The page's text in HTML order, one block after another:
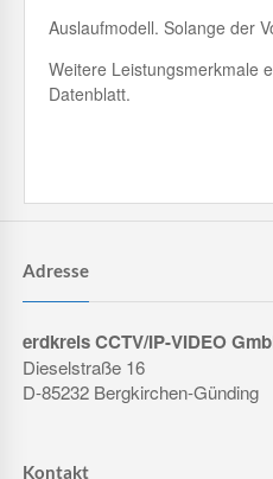
Auslaufmodell. Solange der
Weitere Leistungsmerkmale
Datenblatt.
Adresse
erdkreis CCTV/IP-VIDEO
Dieselstraße 16
D-85232 Bergkirchen-Günding
Kontakt